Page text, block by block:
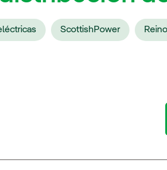
para Nuestras voces
para Multimedia
ScottishPower